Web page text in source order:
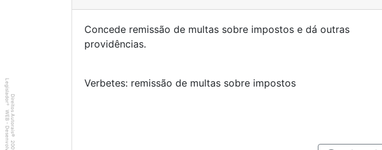
Concede remissão de multas sobre impostos e dá outras
providências.
Verbetes: remissão de multas sobre impostos
Direitos Autorais
©
2001
Legislador
®